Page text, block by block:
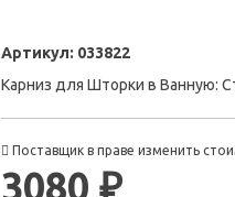
Артикул: 033822
Карниз для Шторки в Ванную:
Поставщик в праве изменить
3080 ₽